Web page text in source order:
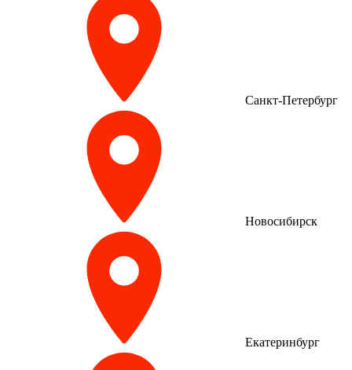
Санкт-Петербург
Новосибирск
Екатеринбург